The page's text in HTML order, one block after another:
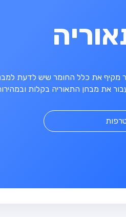
מקיף את כלל החומר שיש לדעת
את מבחן התאוריה בקלות